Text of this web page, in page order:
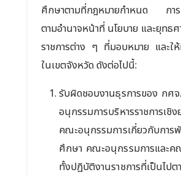
ศึกษาตามที่กฎหมายกำหนด การ
ตามอำนาจหน้าที่ นโยบาย และยุทธ
ราชการต่าง ๆ ที่มอบหมาย และใ
ในเขตจังหวัด ดังต่อไปนี้:
รับผิดชอบงานธุรการของ กศ
อนุกรรมการบริหารราชการเชิ
คณะอนุกรรมการเกี่ยวกับการ
ศึกษา คณะอนุกรรมการและค
ทั้งปฏิบัติงานราชการที่เป็นไปต